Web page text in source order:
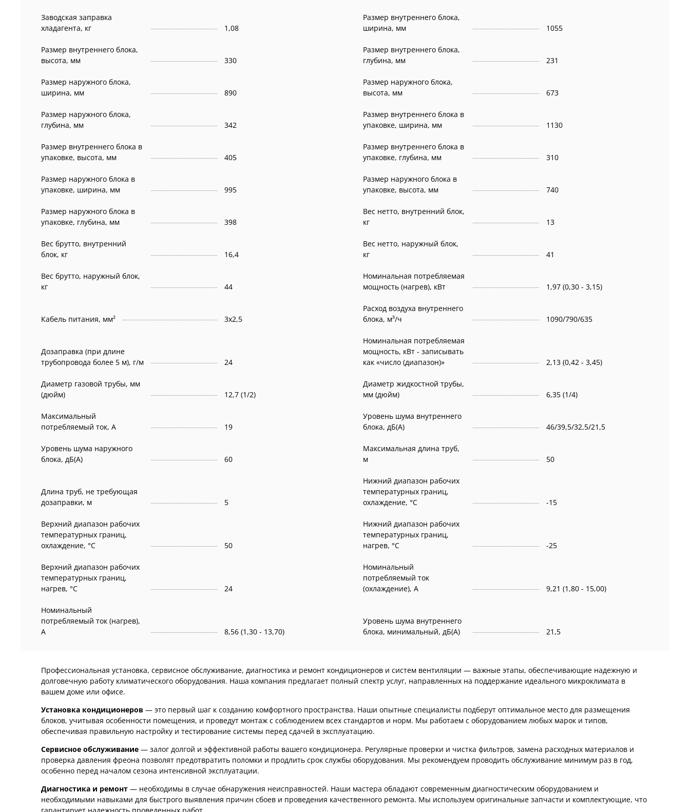
Заводская заправка
хладагента, кг
1,08
Размер внутреннего блока,
ширина, мм
1055
Размер внутреннего блока,
высота, мм
330
Размер внутреннего блока,
глубина, мм
231
Размер наружного блока,
ширина, мм
890
Размер наружного блока,
высота, мм
673
Размер наружного блока,
глубина, мм
342
Размер внутреннего блока в
упаковке, ширина, мм
1130
Размер внутреннего блока в
упаковке, высота, мм
405
Размер внутреннего блока в
упаковке, глубина, мм
310
Размер наружного блока в
упаковке, ширина, мм
995
Размер наружного блока в
упаковке, высота, мм
740
Размер наружного блока в
упаковке, глубина, мм
398
Вес нетто, внутренний блок,
кг
13
Вес брутто, внутренний
блок, кг
16,4
Вес нетто, наружный блок,
кг
41
Вес брутто, наружный блок,
кг
44
Номинальная потребляемая
мощность (нагрев), кВт
1,97 (0,30 - 3,15)
Кабель питания, мм² 3x2,5
Расход воздуха внутреннего
блока, м³/ч
1090/790/635
Дозаправка (при длине
трубопровода более 5 м), г/м
24
Номинальная потребляемая
мощность, кВт - записывать
как «число (диапазон)»
2,13 (0,42 - 3,45)
Диаметр газовой трубы, мм
(дюйм)
12,7 (1/2)
Диаметр жидкостной трубы,
мм (дюйм)
6,35 (1/4)
Максимальный
потребляемый ток, А
19
Уровень шума внутреннего
блока, дБ(А)
46/39,5/32,5/21,5
Уровень шума наружного
блока, дБ(А)
60
Максимальная длина труб,
м
50
Длина труб, не требующая
дозаправки, м
5
Нижний диапазон рабочих
температурных границ,
охлаждение, °C
-15
Верхний диапазон рабочих
температурных границ,
охлаждение, °C
50
Нижний диапазон рабочих
температурных границ,
нагрев, °C
-25
Верхний диапазон рабочих
температурных границ,
нагрев, °C
24
Номинальный
потребляемый ток
(охлаждение), А
9,21 (1,80 - 15,00)
Номинальный
потребляемый ток (нагрев),
А
8,56 (1,30 - 13,70)
Уровень шума внутреннего
блока, минимальный, дБ(А)
21,5
Профессиональная установка, сервисное обслуживание, диагностика и ремонт кондиционеров и систем вентиляции — важные этапы, обеспечивающие надежную и
долговечную работу климатического оборудования. Наша компания предлагает полный спектр услуг, направленных на поддержание идеального микроклимата в
вашем доме или офисе.
Установка кондиционеров — это первый шаг к созданию комфортного пространства. Наши опытные специалисты подберут оптимальное место для размещения
блоков, учитывая особенности помещения, и проведут монтаж с соблюдением всех стандартов и норм. Мы работаем с оборудованием любых марок и типов,
обеспечивая правильную настройку и тестирование системы перед сдачей в эксплуатацию.
Сервисное обслуживание — залог долгой и эффективной работы вашего кондиционера. Регулярные проверки и чистка фильтров, замена расходных материалов и
проверка давления фреона позволят предотвратить поломки и продлить срок службы оборудования. Мы рекомендуем проводить обслуживание минимум раз в год,
особенно перед началом сезона интенсивной эксплуатации.
Диагностика и ремонт — необходимы в случае обнаружения неисправностей. Наши мастера обладают современным диагностическим оборудованием и
необходимыми навыками для быстрого выявления причин сбоев и проведения качественного ремонта. Мы используем оригинальные запчасти и комплектующие, что